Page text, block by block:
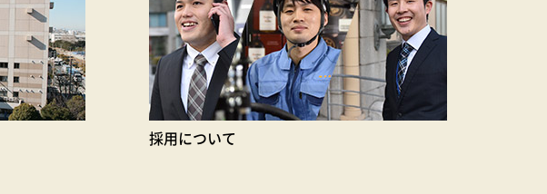
採用について